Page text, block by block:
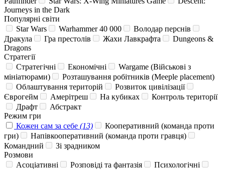
Journeys in the Dark
Популярні світи
Star Wars
Warhammer 40 000
Володар перснів
Дракула
Гра престолів Жахи Лавкрафта
Dungeons &
Dragons
Стратегії
Стратегічні
Економічні
Wargame (Військові з
мініатюрами)
Розташування робітників (Meeple placement)
Облаштування територій
Розвиток цивілізації
Єврогейм
Амерітреш На кубиках
Контроль території
Драфт
Абстракт
Режим гри
Кожен сам за себе (13)
Кооперативний (команда проти
гри)
Напівкооперативний (команда проти гравця)
Командний
Зі зрадником
Розмови
Асоціативні
Розповіді та фантазія
Психологічні